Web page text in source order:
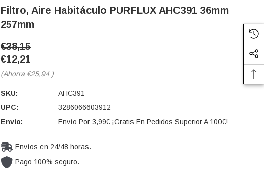
Filtro, Aire Habitáculo PURFLUX AHC391 36mm
257mm
€38,15
€12,21
(Ahorra €25,94 )
SKU:
AHC391
UPC:
3286066603912
Envío:
Envío Por 3,99€ ¡Gratis En Pedidos Superior A 100€!
Envíos en 24/48 horas.
Pago 100% seguro.